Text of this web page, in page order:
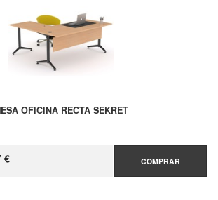
OFICINA RECTA SEKRET
€ COMPRAR